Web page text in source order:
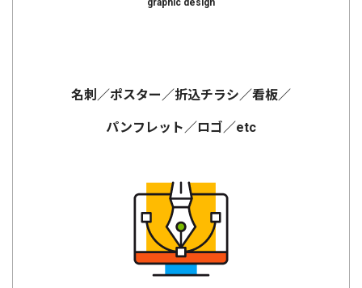
graphic design
名刺／ポスター／折込チラシ／看板／
パンフレット／ロゴ／etc